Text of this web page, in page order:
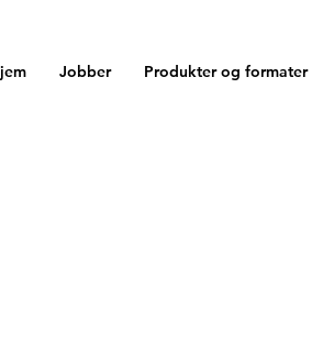
Jobber Produkter og formater